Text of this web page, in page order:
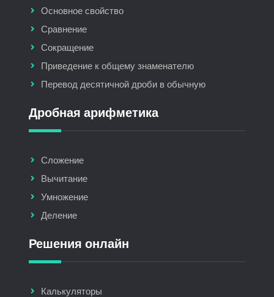
Основное свойство
Сравнение
Сокращение
Приведение к общему знаменателю
Перевод десятичной дроби в обычную
Дробная арифметика
Сложение
Вычитание
Умножение
Деление
Решения онлайн
Калькуляторы